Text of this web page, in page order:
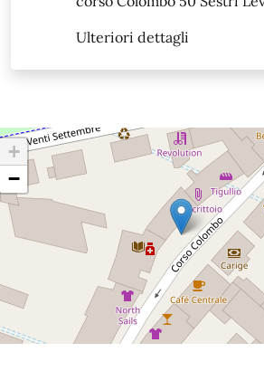
Ulteriori dettagli
+
−